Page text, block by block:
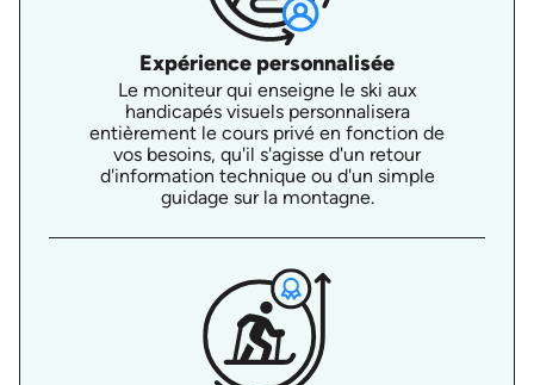
Expérience personnalisée
Le moniteur qui enseigne le ski aux
handicapés visuels personnalisera
entièrement le cours privé en fonction de
vos besoins, qu'il s'agisse d'un retour
d'information technique ou d'un simple
guidage sur la montagne.